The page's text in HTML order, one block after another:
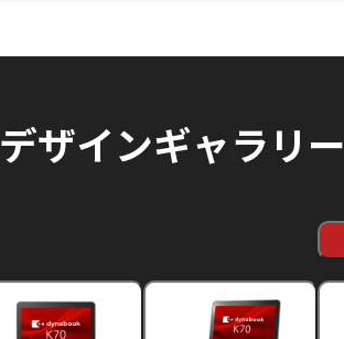
デザインギャラリー